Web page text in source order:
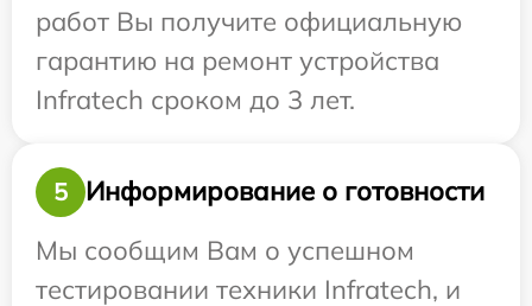
работ Вы получите официальную
гарантию на ремонт устройства
Infratech сроком до 3 лет.
5
Информирование о готовности
Мы сообщим Вам о успешном
тестировании техники Infratech, и